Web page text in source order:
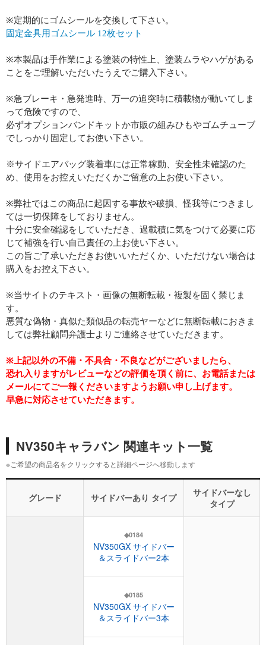
※定期的にゴムシールを交換して下さい。
固定金具用ゴムシール 12枚セット
※本製品は手作業による塗装の特性上、塗装ムラやハゲがある
ことをご理解いただいたうえでご購入下さい。
※急ブレーキ・急発進時、万一の追突時に積載物が動いてしま
って危険ですので、
必ずオプションバンドキットか市販の組みひもやゴムチューブ
でしっかり固定してお使い下さい。
※サイドエアバッグ装着車には正常稼動、安全性未確認のた
め、使用をお控えいただくかご留意の上お使い下さい。
※弊社ではこの商品に起因する事故や破損、怪我等につきまし
ては一切保障をしておりません。
十分に安全確認をしていただき、過載積に気をつけて必要に応
じて補強を行い自己責任の上お使い下さい。
この旨ご了承いただきお使いいただくか、いただけない場合は
購入をお控え下さい。
※当サイトのテキスト・画像の無断転載・複製を固く禁じま
す。
悪質な偽物・真似た類似品の転売ヤーなどに無断転載におきま
しては弊社顧問弁護士よりご連絡させていただきます。
※上記以外の不備・不具合・不良などがございましたら、
恐れ入りますがレビューなどの評価を頂く前に、お電話または
メールにてご一報くださいますようお願い申し上げます。
早急に対応させていただきます。
NV350キャラバン 関連キット一覧
※ご希望の商品名をクリックすると詳細ページへ移動します
グレード サイドバーあり タイプ
サイドバーなし
タイプ
◆0184
NV350GX サイドバー
＆スライドバー2本
◆0185
NV350GX サイドバー
＆スライドバー3本